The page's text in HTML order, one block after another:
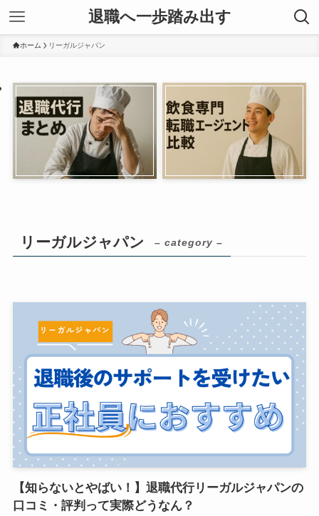
退職へ一歩踏み出す
ホーム リーガルジャパン
リーガルジャパン – category –
【知らないとやばい！】退職代行リーガルジャパンの
口コミ・評判って実際どうなん？